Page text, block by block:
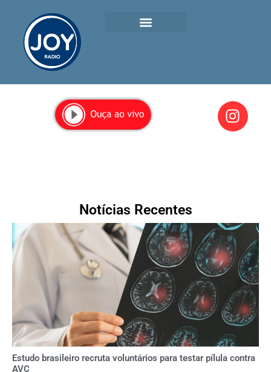
Notícias Recentes
Estudo brasileiro recruta voluntários para testar pílula contra
AVC